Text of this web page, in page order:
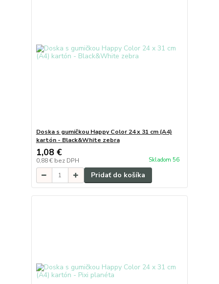
Doska s gumičkou Happy Color 24 x 31 cm (A4)
kartón - Black&White zebra
1,08 €
0,88 € bez DPH Skladom 56
Pridať do košíka